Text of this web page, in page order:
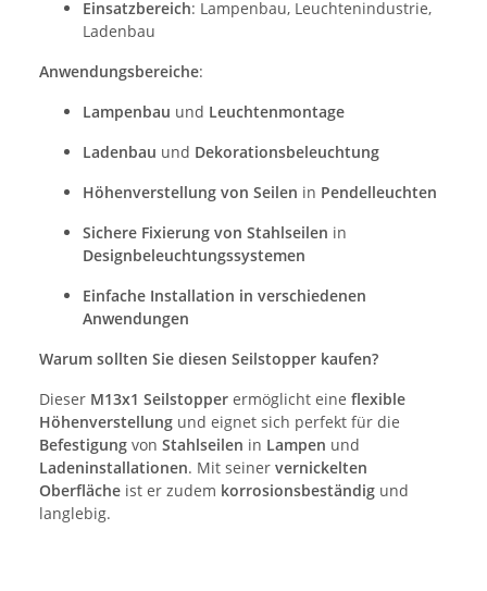
Einsatzbereich: Lampenbau, Leuchtenindustrie,
Ladenbau
Anwendungsbereiche:
Lampenbau und Leuchtenmontage
Ladenbau und Dekorationsbeleuchtung
Höhenverstellung von Seilen in Pendelleuchten
Sichere Fixierung von Stahlseilen in
Designbeleuchtungssystemen
Einfache Installation in verschiedenen
Anwendungen
Warum sollten Sie diesen Seilstopper kaufen?
Dieser M13x1 Seilstopper ermöglicht eine flexible
Höhenverstellung und eignet sich perfekt für die
Befestigung von Stahlseilen in Lampen und
Ladeninstallationen. Mit seiner vernickelten
Oberfläche ist er zudem korrosionsbeständig und
langlebig.